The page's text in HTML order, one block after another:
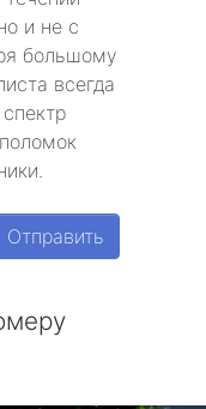
и не с
большому
всегда
Отправить